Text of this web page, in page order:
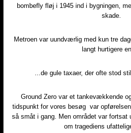
bombefly fløj i 1945 ind i bygningen,
skade.
Metroen var uundværlig med kun tre
langt hurtigere
...de gule taxaer, der ofte stod
Ground Zero var et tankevækkende
tidspunkt for vores besøg var
så småt i gang. Men området var fortsat
om tragediens